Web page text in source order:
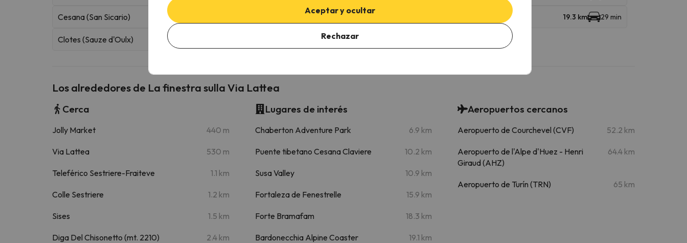
Cesana (San Sicario) 19 min Col Boeuf (Claviere) 19.3 km 29 min
Clotes (Sauze d'Oulx) 37 min
Los alrededores de La finestra sulla Via Lattea
Cerca
Jolly Market 440 m
Via Lattea 530 m
Teleférico Sestriere-Fraiteve 1.1 km
Colle Sestriere 1.2 km
Sises 1.5 km
Diga Del Chisonetto (mt. 2210) 2.4 km
Lugares de interés
Chaberton Adventure Park 6.9 km
Puente tibetano Cesana Claviere 10.2 km
Susa Valley 10.9 km
Fortaleza de Fenestrelle 15.9 km
Forte Bramafam 18.3 km
Bardonecchia Alpine Coaster 19.1 km
Aeropuertos cercanos
Aeropuerto de Courchevel (CVF) 52.2 km
Aeropuerto de l'Alpe d'Huez - Henri
Giraud (AHZ)
64.4 km
Aeropuerto de Turín (TRN) 65 km
Aceptar y ocultar
Rechazar